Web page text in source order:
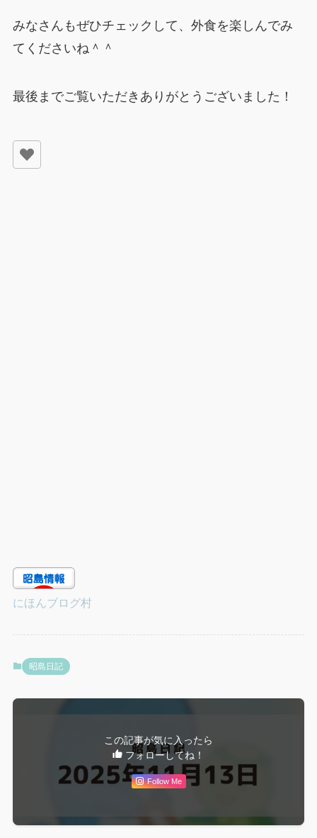
みなさんもぜひチェックして、外食を楽しんでみ
てくださいね＾＾
最後までご覧いただきありがとうございました！
にほんブログ村
昭島日記
この記事が気に入ったら
フォローしてね！
Follow Me